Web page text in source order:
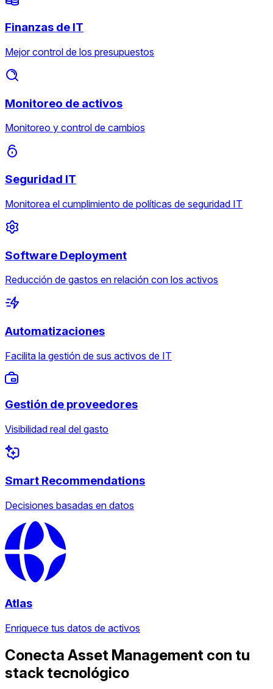
Finanzas de IT
Mejor control de los presupuestos
Monitoreo de activos
Monitoreo y control de cambios
Seguridad IT
Monitorea el cumplimiento de políticas de seguridad IT
Software Deployment
Reducción de gastos en relación con los activos
Automatizaciones
Facilita la gestión de sus activos de IT
Gestión de proveedores
Visibilidad real del gasto
Smart Recommendations
Decisiones basadas en datos
Atlas
Enriquece tus datos de activos
Conecta Asset Management con tu
stack tecnológico